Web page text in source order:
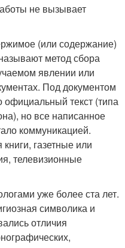
не вызывает
(или содержание)
метод сбора
явлении или
Под документом
официальный текст (типа
но все написанное
коммуникацией.
газетные или
телевизионные
уже более ста лет.
символика и
отличия